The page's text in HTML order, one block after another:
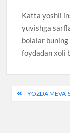
Katta yoshli
yuvishga
bolalar buning
foydadan xoli
PostYOZDA MEVA-